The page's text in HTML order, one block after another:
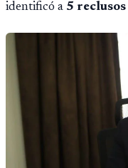
identificó a 5 reclusos